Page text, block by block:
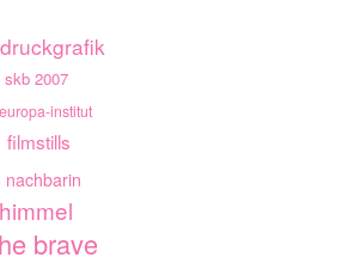
druckgrafik
skb 2007
europa-institut
filmstills
nachbarin
himmel
brave